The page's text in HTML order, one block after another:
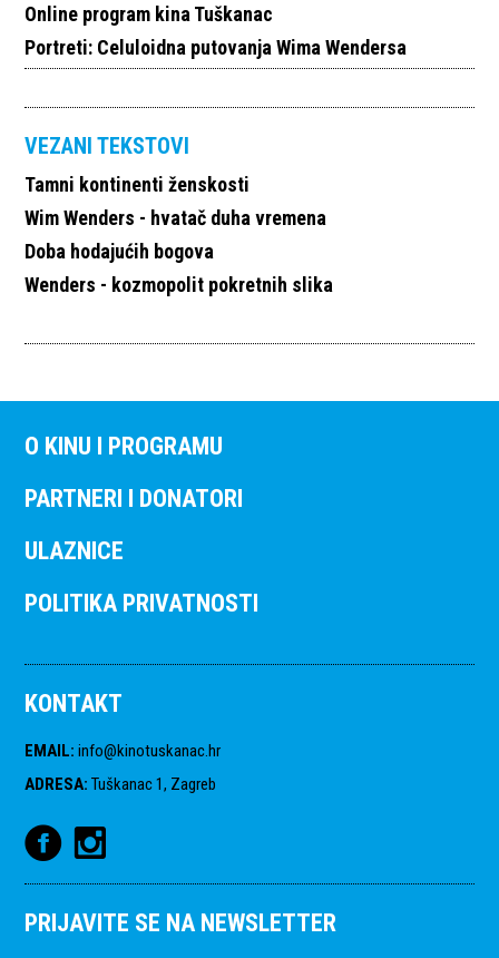
Online program kina Tuškanac
Portreti: Celuloidna putovanja Wima Wendersa
VEZANI TEKSTOVI
Tamni kontinenti ženskosti
Wim Wenders - hvatač duha vremena
Doba hodajućih bogova
Wenders - kozmopolit pokretnih slika
O KINU I PROGRAMU
PARTNERI I DONATORI
ULAZNICE
POLITIKA PRIVATNOSTI
KONTAKT
EMAIL: info@kinotuskanac.hr
ADRESA: Tuškanac 1, Zagreb
PRIJAVITE SE NA NEWSLETTER